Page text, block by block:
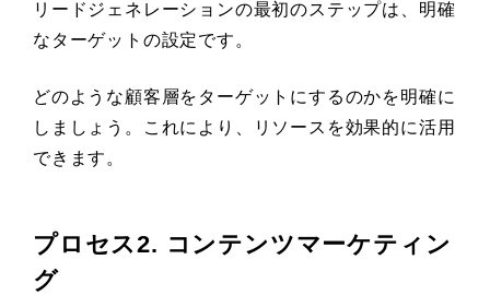
リードジェネレーションの最初のステップは、明確
なターゲットの設定です。
どのような顧客層をターゲットにするのかを明確に
しましょう。これにより、リソースを効果的に活用
できます。
プロセス2. コンテンツマーケティン
グ